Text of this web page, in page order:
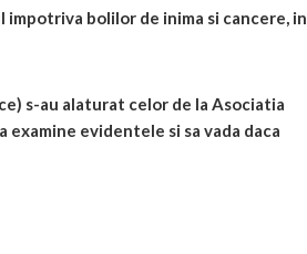
bolilor de inima si cancere, in
s-au alaturat celor de la Asociatia
evidentele si sa vada daca